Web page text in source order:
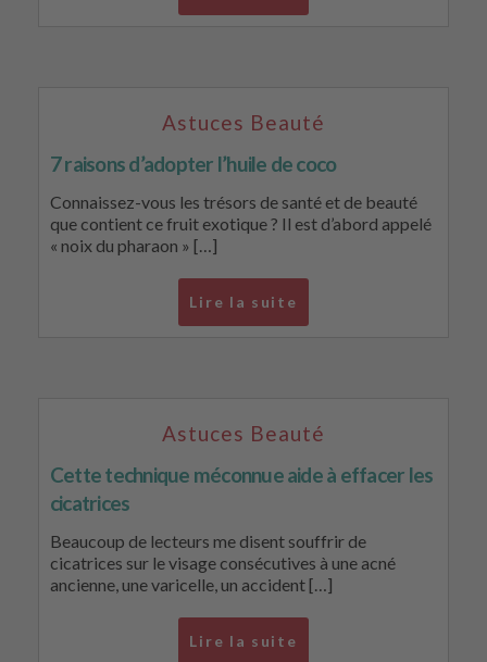
Astuces Beauté
7 raisons d’adopter l’huile de coco
Connaissez-vous les trésors de santé et de beauté
que contient ce fruit exotique ? Il est d’abord appelé
« noix du pharaon » […]
Lire la suite
Astuces Beauté
Cette technique méconnue aide à effacer les
cicatrices
Beaucoup de lecteurs me disent souffrir de
cicatrices sur le visage consécutives à une acné
ancienne, une varicelle, un accident […]
Lire la suite